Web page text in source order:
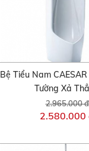
Bệ Tiểu Nam
Tường Xả
2.965.000 đ
2.580.000